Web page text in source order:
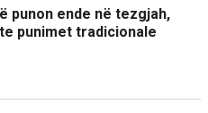
punon ende në tezgjah,
punimet tradicionale